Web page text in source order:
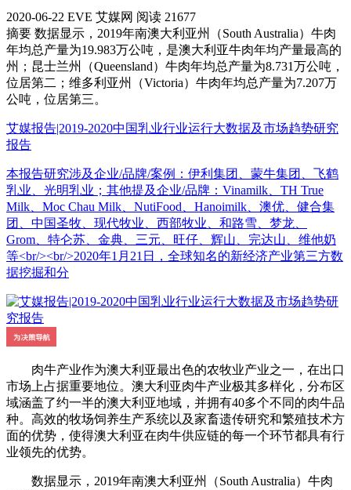
2020-06-22 EVE 艾媒网 阅读 21677
摘要 数据显示，2019年南澳大利亚州（South Australia）牛肉
年均总产量为19.983万公吨，是澳大利亚牛肉年均产量最高的
州；昆士兰州（Queensland）牛肉年均总产量为8.731万公吨，
位居第二；维多利亚州（Victoria）牛肉年均总产量为7.207万
公吨，位居第三。
艾媒报告|2019-2020中国乳业行业运行大数据及市场趋势研究
报告
本报告研究涉及企业/品牌/案例：伊利集团、蒙牛集团、飞鹤
乳业、光明乳业；其他提及企业/品牌：Vinamilk、TH True
Milk、Moc Chau Milk、NutiFood、Hanoimilk、澳优、健合集
团、中国圣牧、现代牧业、西部牧业、和路雪、梦龙、
Grom、特仑苏、金典、三元、旺仔、辉山、完达山、维他奶
等<br/><br/>2020年1月21日，全球知名的新经济产业第三方数
据挖掘和分
肉牛产业作为澳大利亚最出色的农牧业产业之一，在出口
市场上占据重要地位。澳大利亚肉牛产业极其多样化，分布区
域涵盖了约一半的澳大利亚地域，并拥有40多个不同的肉牛品
种。高效的牧场饲养生产系统以及家畜遗传研究和繁殖技术方
面的优势，使得澳大利亚在肉牛供应链的每一个环节都具有行
业领先的优势。
数据显示，2019年南澳大利亚州（South Australia）牛肉